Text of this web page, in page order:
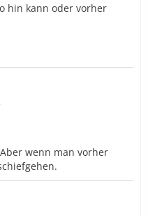
hin kann oder vorher
wenn man vorher